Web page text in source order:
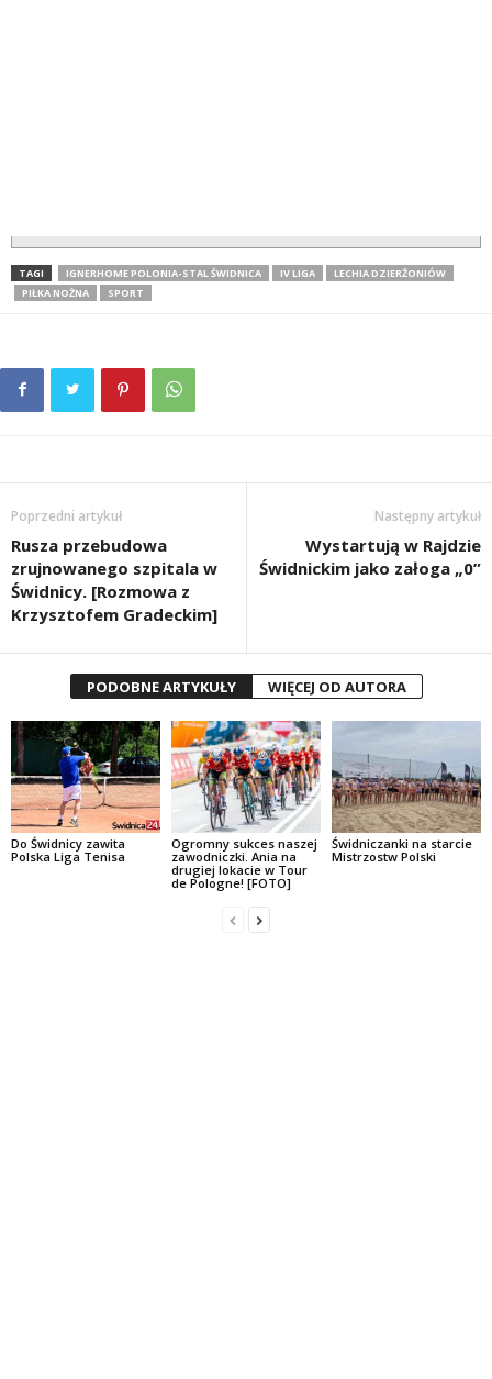
TAGI IGNERHOME POLONIA-STAL ŚWIDNICA IV LIGA
LECHIA DZIERŻONIÓW
PIŁKA NOŻNA
SPORT
Poprzedni artykuł
Rusza przebudowa
zrujnowanego szpitala w
Świdnicy. [Rozmowa z
Krzysztofem Gradeckim]
Następny artykuł
Wystartują w Rajdzie
Świdnickim jako załoga „0”
PODOBNE ARTYKUŁY WIĘCEJ OD AUTORA
Do Świdnicy zawita
Polska Liga Tenisa
Ogromny sukces naszej
zawodniczki. Ania na
drugiej lokacie w Tour
de Pologne! [FOTO]
Świdniczanki na starcie
Mistrzostw Polski